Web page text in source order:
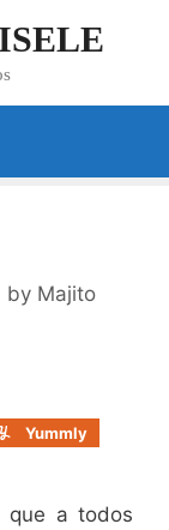
by Majito
Yummly
que a todos